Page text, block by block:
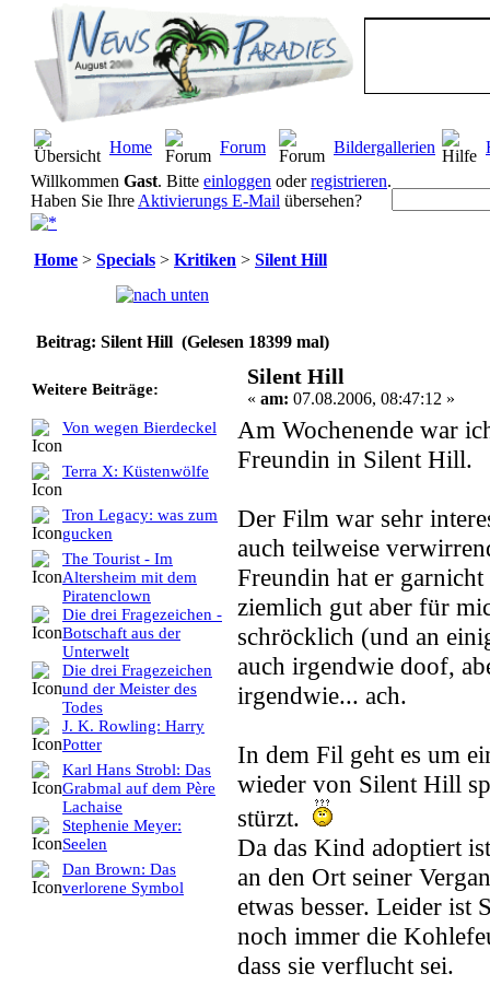
Home Forum Bildergallerien
Willkommen Gast. Bitte einloggen oderregistrieren.
Haben Sie Ihre Aktivierungs E-Mail übersehen?
Home > Specials > Kritiken > Silent Hill
Beitrag: Silent Hill (Gelesen 18399 mal)
Weitere Beiträge:
Von wegen Bierdeckel
Terra X: Küstenwölfe
Tron Legacy: was zum
gucken
The Tourist - Im
Altersheim mit dem
Piratenclown
Die drei Fragezeichen -
Botschaft aus der
Unterwelt
Die drei Fragezeichen
und der Meister des
Todes
J. K. Rowling: Harry
Potter
Karl Hans Strobl: Das
Grabmal auf dem Père
Lachaise
Stephenie Meyer:
Seelen
Dan Brown: Das
verlorene Symbol
Silent Hill
« am: 07.08.2006, 08:47:12 »
Am Wochenende war
Freundin in Silent Hill.
Der Film war sehr
auch teilweise
Freundin hat er
ziemlich gut aber für
schröcklich (und an
auch irgendwie doof,
irgendwie... ach.
In dem Fil geht es um
wieder von Silent Hill
stürzt.
Da das Kind adoptiert
an den Ort seiner
etwas besser. Leider ist
noch immer die
dass sie verflucht sei.